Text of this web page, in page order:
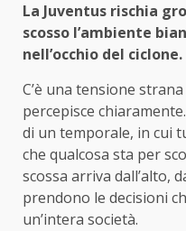
La Juventus rischia
scosso l’ambiente
nell’occhio del ciclone.
C’è una tensione
percepisce
di un temporale, in cui
che qualcosa sta per
scossa arriva dall’alto,
prendono le decisioni
un’intera società.